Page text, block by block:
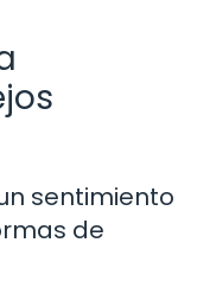
sentimiento
de